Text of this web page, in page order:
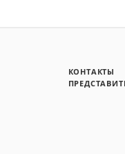
КОНТАКТЫ